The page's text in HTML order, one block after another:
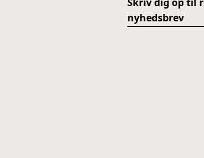
Skriv dig op til
nyhedsbrev